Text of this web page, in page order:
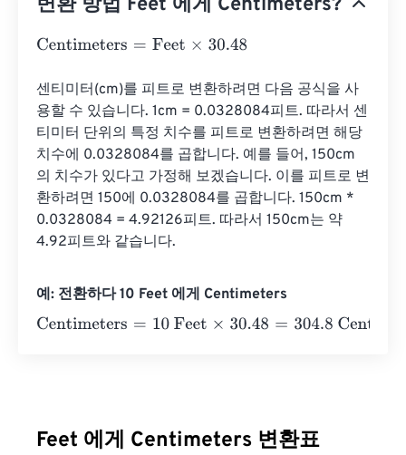
변환 방법 Feet 에게 Centimeters?
Centimeters= Feet×30.48
센티미터(cm)를 피트로 변환하려면 다음 공식을 사
용할 수 있습니다. 1cm = 0.0328084피트. 따라서 센
티미터 단위의 특정 치수를 피트로 변환하려면 해당
치수에 0.0328084를 곱합니다. 예를 들어, 150cm
의 치수가 있다고 가정해 보겠습니다. 이를 피트로 변
환하려면 150에 0.0328084를 곱합니다. 150cm *
0.0328084 = 4.92126피트. 따라서 150cm는 약
4.92피트와 같습니다.
예: 전환하다 10 Feet 에게 Centimeters
Centimeters= 10 Feet ×30.48 =304.8 Centimeters
Feet 에게 Centimeters 변환표